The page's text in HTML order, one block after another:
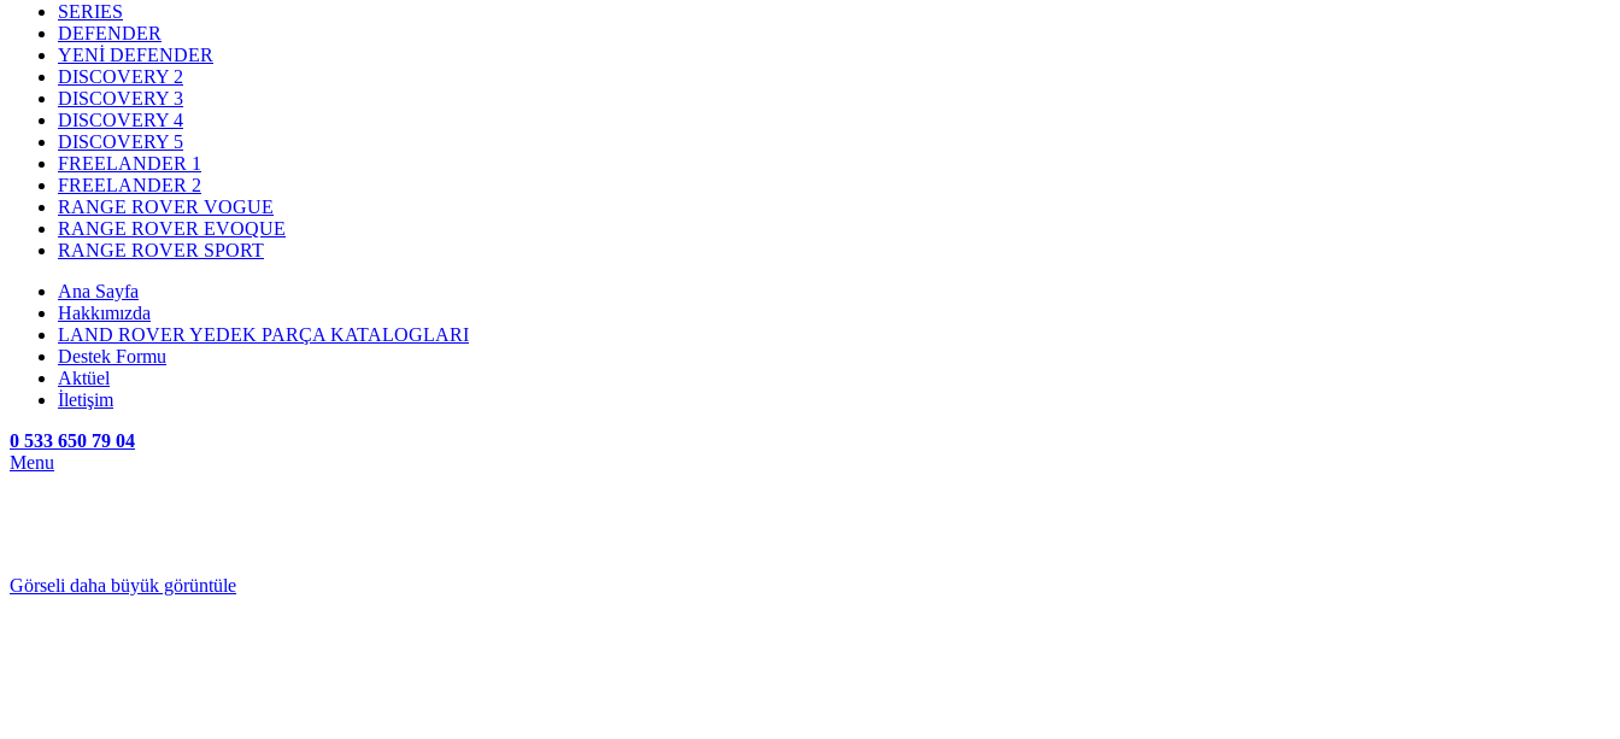
SERIES
DEFENDER
YENİ DEFENDER
DISCOVERY 2
DISCOVERY 3
DISCOVERY 4
DISCOVERY 5
FREELANDER 1
FREELANDER 2
RANGE ROVER VOGUE
RANGE ROVER EVOQUE
RANGE ROVER SPORT
Ana Sayfa
Hakkımızda
LAND ROVER YEDEK PARÇA KATALOGLARI
Destek Formu
Aktüel
İletişim
0 533 650 79 04
Menu
Görseli daha büyük görüntüle